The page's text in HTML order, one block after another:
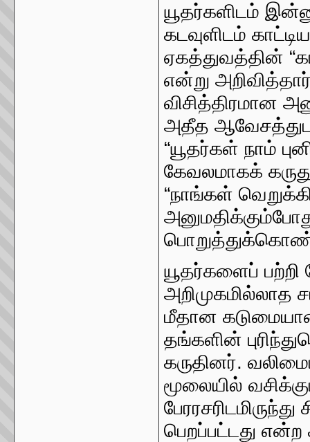
யூதர்களிடம்
கடவுளிடம்
ஏகத்துவத்தின்
என்று
விசித்திரமான
அதீத
“யூதர்கள் நாம்
கேவலமாகக்
“நாங்கள்
யூதர்களைப் பற்றி
மீதான
தங்களின்
கருதினர்.
மூலையில்
பெறப்பட்டது